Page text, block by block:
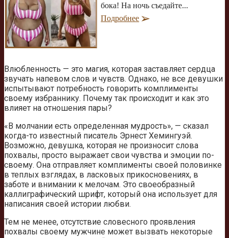
бока! На ночь съедайте...
Подробнее
Влюбленность — это магия, которая заставляет сердца
звучать напевом слов и чувств. Однако, не все девушки
испытывают потребность говорить комплименты
своему избраннику. Почему так происходит и как это
влияет на отношения пары?
«В молчании есть определенная мудрость», — сказал
когда-то известный писатель Эрнест Хемингуэй.
Возможно, девушка, которая не произносит слова
похвалы, просто выражает свои чувства и эмоции по-
своему. Она отправляет комплименты своей половинке
в теплых взглядах, в ласковых прикосновениях, в
заботе и внимании к мелочам. Это своеобразный
каллиграфический шрифт, который она использует для
написания своей истории любви.
Тем не менее, отсутствие словесного проявления
похвалы своему мужчине может вызвать некоторые